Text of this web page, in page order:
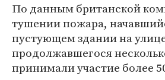
По данным британской
тушении пожара,
пустующем здании на
продолжавшегося
принимали участие более